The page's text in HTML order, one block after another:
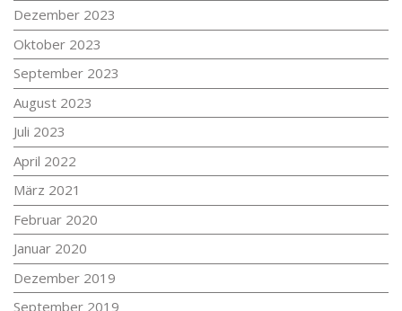
Dezember 2023
Oktober 2023
September 2023
August 2023
Juli 2023
April 2022
März 2021
Februar 2020
Januar 2020
Dezember 2019
September 2019